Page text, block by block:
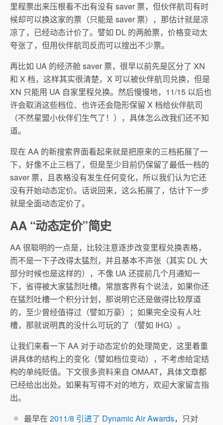
里程票出来压根看不出有没有 saver 票，但伙伴航司有时
候却可以换这家的票（只能是 saver 票），那估计就是凉
凉了，已经动态计价了。譬如 DL 的两舱票，价格变动太
夸张了，但用伙伴航司反而可以搜出不少票。
再比如 UA 的经济舱 saver 票，很早以前先是区分了 XN
和 X 档，这样其实很清楚，X 可以被伙伴航司兑换，但是
XN 只能用 UA 自家里程兑换。然后慢慢地，11/15 以后也
许会取消这些档位、也许还会隐形保留 X 档给伙伴航司
（不然星盟小伙伴们生气了！），具体怎么改我们还不知
道。
现在 AA 的新搜索界面看起来就是把原来的三档拓展了一
下，好像不止三档了，但是至少目前仍保留了最低一档的
saver 票，且表格没有发生任何变化，所以我们认为它还
没有开始动态定价。话说回来，这么拓展了，估计下一步
就是全面动态定价了。
AA “动态定价”简史
AA 很聪明的一点是，比较注意逐步改变里程兑换表格，
而不是一下子改得太猛烈，并且基本不声张（其实 DL 大
部分时候也是这样的），不像 UA 还提前几个月通知一
下，省得被大家猛烈吐槽。常旅客界有个说法，如果你还
在猛烈吐槽一个积分计划，那说明它还是做得比较厚道
的，至少曾经值得过（譬如万豪）；如果完全没有人吐
槽，那就说明真的没什么可玩的了（譬如 IHG）。
让我们来看一下 AA 对于动态定价的处理简史，这里着重
讲具体的结构上的变化（譬如档位变动），不考虑给定结
构的单纯贬值。下文很多资料来自 OMAAT，具体文章都
已经给出出处。如果有写得不对的地方，欢迎大家留言指
出。
最早在2011/8 引进了 Dynamic Air Awards，只对